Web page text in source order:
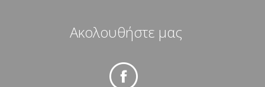
Ακολουθήστε μας